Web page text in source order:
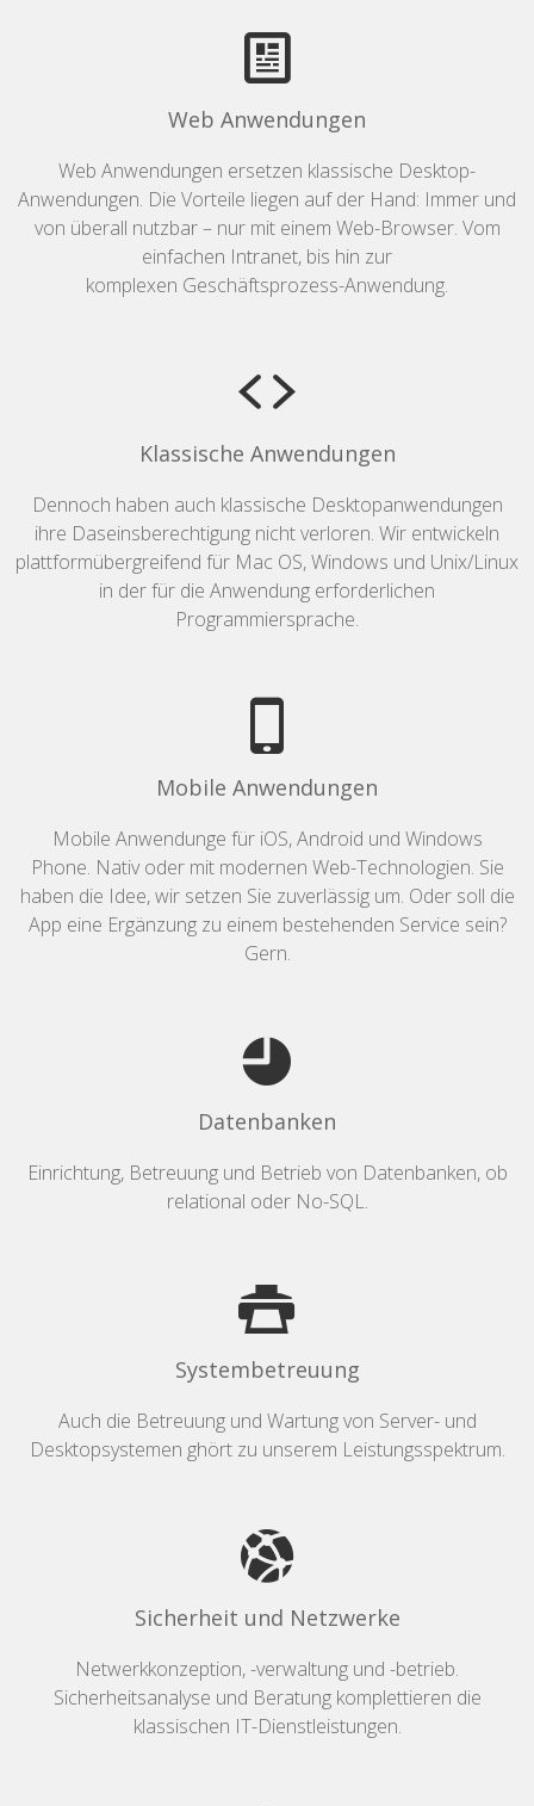
Web Anwendungen
Web Anwendungen ersetzen klassische Desktop-
Anwendungen. Die Vorteile liegen auf der Hand: Immer und
von überall nutzbar – nur mit einem Web-Browser. Vom
einfachen Intranet, bis hin zur
komplexen Geschäftsprozess-Anwendung.
Klassische Anwendungen
Dennoch haben auch klassische Desktopanwendungen
ihre Daseinsberechtigung nicht verloren. Wir entwickeln
plattformübergreifend für Mac OS, Windows und Unix/Linux
in der für die Anwendung erforderlichen
Programmiersprache.
Mobile Anwendungen
Mobile Anwendunge für iOS, Android und Windows
Phone. Nativ oder mit modernen Web-Technologien. Sie
haben die Idee, wir setzen Sie zuverlässig um. Oder soll die
App eine Ergänzung zu einem bestehenden Service sein?
Gern.
Datenbanken
Einrichtung, Betreuung und Betrieb von Datenbanken, ob
relational oder No-SQL.
Systembetreuung
Auch die Betreuung und Wartung von Server- und
Desktopsystemen ghört zu unserem Leistungsspektrum.
Sicherheit und Netzwerke
Netwerkkonzeption, -verwaltung und -betrieb.
Sicherheitsanalyse und Beratung komplettieren die
klassischen IT-Dienstleistungen.